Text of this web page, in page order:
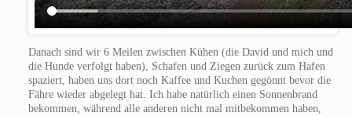
Danach sind wir 6 Meilen zwischen Kühen (die David und mich und
die Hunde verfolgt haben), Schafen und Ziegen zurück zum Hafen
spaziert, haben uns dort noch Kaffee und Kuchen gegönnt bevor die
Fähre wieder abgelegt hat. Ich habe natürlich einen Sonnenbrand
bekommen, während alle anderen nicht mal mitbekommen haben,